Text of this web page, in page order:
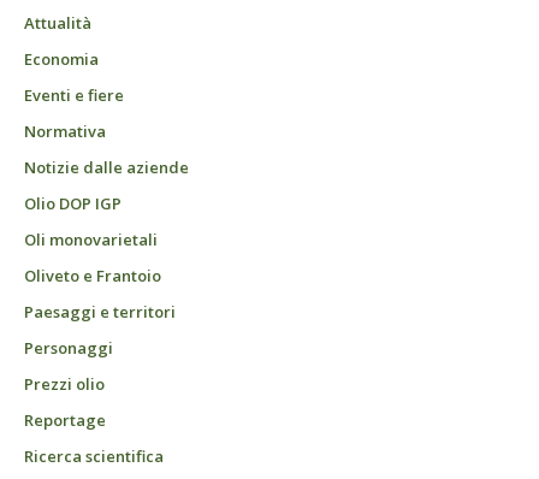
Attualità
Economia
Eventi e fiere
Normativa
Notizie dalle aziende
Olio DOP IGP
Oli monovarietali
Oliveto e Frantoio
Paesaggi e territori
Personaggi
Prezzi olio
Reportage
Ricerca scientifica